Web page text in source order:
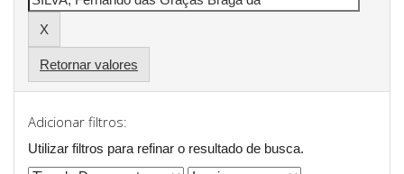
Retornar valores
Adicionar filtros:
Utilizar filtros para refinar o resultado de busca.